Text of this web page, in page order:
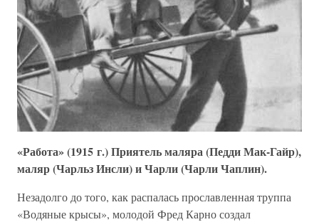
«Работа» (1915 г.) Приятель маляра (Педди Мак-Гайр),
маляр (Чарльз Инсли) и Чарли (Чарли Чаплин).
Незадолго до того, как распалась прославленная труппа
«Водяные крысы», молодой Фред Карно создал